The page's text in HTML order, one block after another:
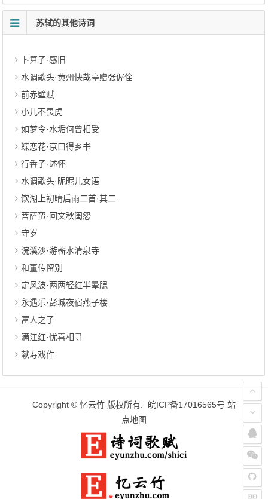
苏轼的其他诗词
卜算子·感旧
水调歌头·黄州快哉亭赠张偓佺
前赤壁赋
小儿不畏虎
如梦令·水垢何曾相受
蝶恋花·京口得乡书
行香子·述怀
水调歌头·昵昵儿女语
饮湖上初晴后雨二首·其二
菩萨蛮·回文秋闺怨
守岁
浣溪沙·游蕲水清泉寺
和董传留别
定风波·两两轻红半晕腮
永遇乐·彭城夜宿燕子楼
富人之子
满江红·忧喜相寻
献寿戏作
Copyright © 忆云竹 版权所有. 皖ICP备17016565号 站
点地图